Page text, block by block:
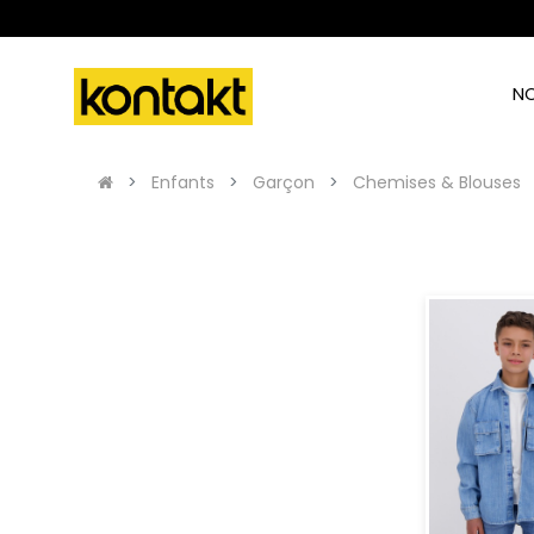
Enfants Garçon Chemises & Blouses